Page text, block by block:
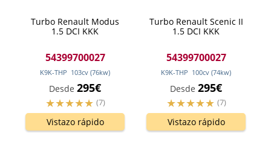
Turbo Renault Modus
1.5 DCI KKK
54399700027
K9K-THP 103cv (76kw)
Desde 295€
(7)
Vistazo rápido
Turbo Renault Scenic II
1.5 DCI KKK
54399700027
K9K-THP 100cv (74kw)
Desde 295€
(7)
Vistazo rápido